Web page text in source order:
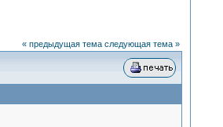
« предыдущая тема следующая тема »